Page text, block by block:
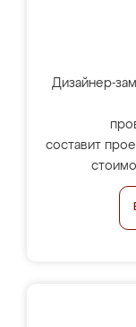
Дизайнер-
составит